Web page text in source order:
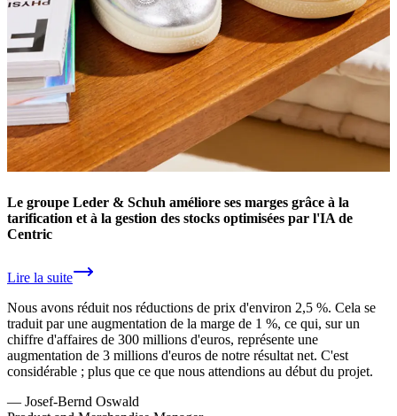
Le groupe Leder & Schuh améliore ses marges grâce à la
tarification et à la gestion des stocks optimisées par l'IA de
Centric
Lire la suite
Nous avons réduit nos réductions de prix d'environ 2,5 %. Cela se
traduit par une augmentation de la marge de 1 %, ce qui, sur un
chiffre d'affaires de 300 millions d'euros, représente une
augmentation de 3 millions d'euros de notre résultat net. C'est
considérable ; plus que ce que nous attendions au début du projet.
— Josef-Bernd Oswald